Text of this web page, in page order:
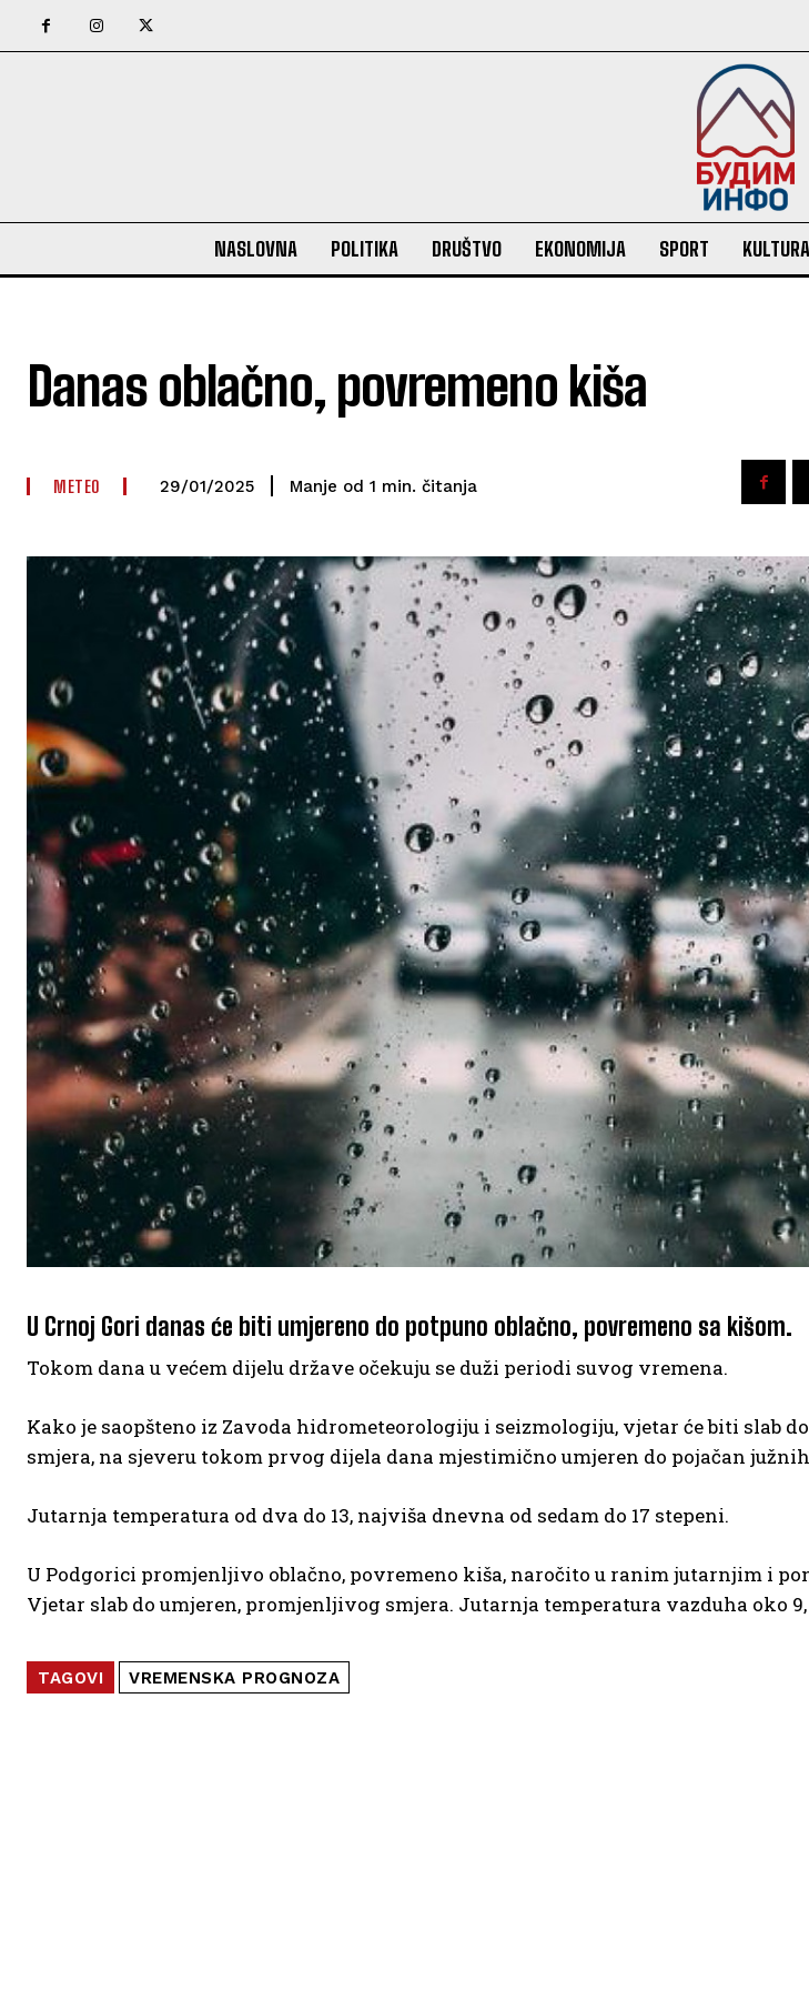
NASLOVNA POLITIKA DRUŠTVO EKONOMIJA SPORT KULTURA
Danas oblačno, povremeno kiša
METEO 29/01/2025 Manje od 1 min. čitanja
U Crnoj Gori danas će biti umjereno do potpuno oblačno, povremeno sa kišom.
Tokom dana u većem dijelu države očekuju se duži periodi suvog vremena.
Kako je saopšteno iz Zavoda hidrometeorologiju i seizmologiju, vjetar će biti slab
smjera, na sjeveru tokom prvog dijela dana mjestimično umjeren do pojačan
Jutarnja temperatura od dva do 13, najviša dnevna od sedam do 17 stepeni.
U Podgorici promjenljivo oblačno, povremeno kiša, naročito u ranim jutarnjim i
Vjetar slab do umjeren, promjenljivog smjera. Jutarnja temperatura vazduha oko
TAGOVI VREMENSKA PROGNOZA